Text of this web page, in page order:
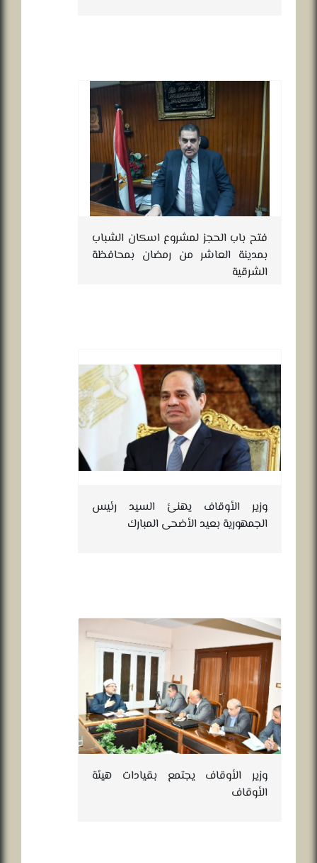
فتح باب الحجز لمشروع اسكان الشباب
بمدينة العاشر من رمضان بمحافظة
الشرقية
وزير الأوقاف يهنئ السيد رئيس
الجمهورية بعيد الأضحى المبارك
وزير الأوقاف يجتمع بقيادات هيئة
الأوقاف